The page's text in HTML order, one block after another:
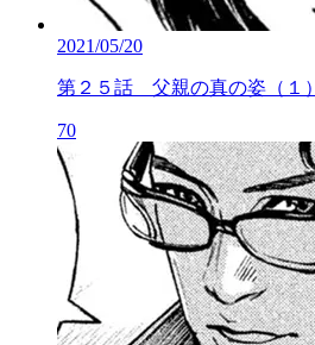
2021/05/20
第２５話 父親の真の姿（１）
70